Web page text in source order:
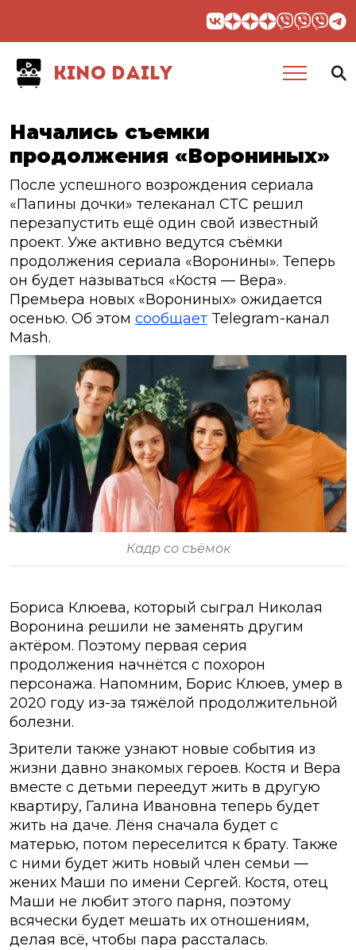
KINO DAILY
Начались съемки
продолжения «Ворониных»
После успешного возрождения сериала
«Папины дочки» телеканал СТС решил
перезапустить ещё один свой известный
проект. Уже активно ведутся съёмки
продолжения сериала «Воронины». Теперь
он будет называться «Костя — Вера».
Премьера новых «Ворониных» ожидается
осенью. Об этом сообщает Telegram-канал
Mash.
Кадр со съёмок
Бориса Клюева, который сыграл Николая
Воронина решили не заменять другим
актёром. Поэтому первая серия
продолжения начнётся с похорон
персонажа. Напомним, Борис Клюев, умер в
2020 году из-за тяжёлой продолжительной
болезни.
Зрители также узнают новые события из
жизни давно знакомых героев. Костя и Вера
вместе с детьми переедут жить в другую
квартиру, Галина Ивановна теперь будет
жить на даче. Лёня сначала будет с
матерью, потом переселится к брату. Также
с ними будет жить новый член семьи —
жених Маши по имени Сергей. Костя, отец
Маши не любит этого парня, поэтому
всячески будет мешать их отношениям,
делая всё, чтобы пара рассталась.